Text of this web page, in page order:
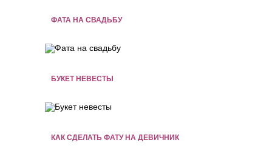
ФАТА НА СВАДЬБУ
БУКЕТ НЕВЕСТЫ
КАК СДЕЛАТЬ ФАТУ НА ДЕВИЧНИК